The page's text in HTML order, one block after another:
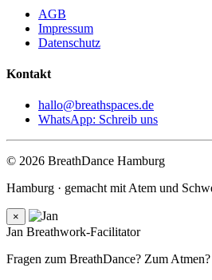
AGB
Impressum
Datenschutz
Kontakt
hallo@breathspaces.de
WhatsApp: Schreib uns
© 2026 BreathDance Hamburg
Hamburg · gemacht mit Atem und
×
Jan Breathwork-Facilitator
Fragen zum BreathDance? Zum